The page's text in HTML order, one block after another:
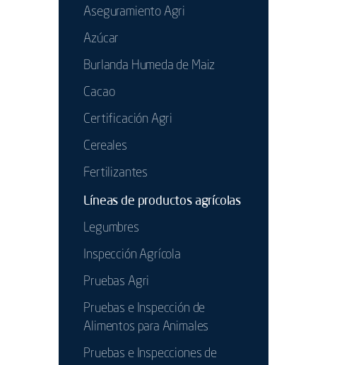
Aseguramiento Agri
Azúcar
Burlanda Humeda de Maiz
Cacao
Certificación Agri
Cereales
Fertilizantes
Líneas de productos agrícolas
Legumbres
Inspección Agrícola
Pruebas Agri
Pruebas e Inspección de
Alimentos para Animales
Pruebas e Inspecciones de